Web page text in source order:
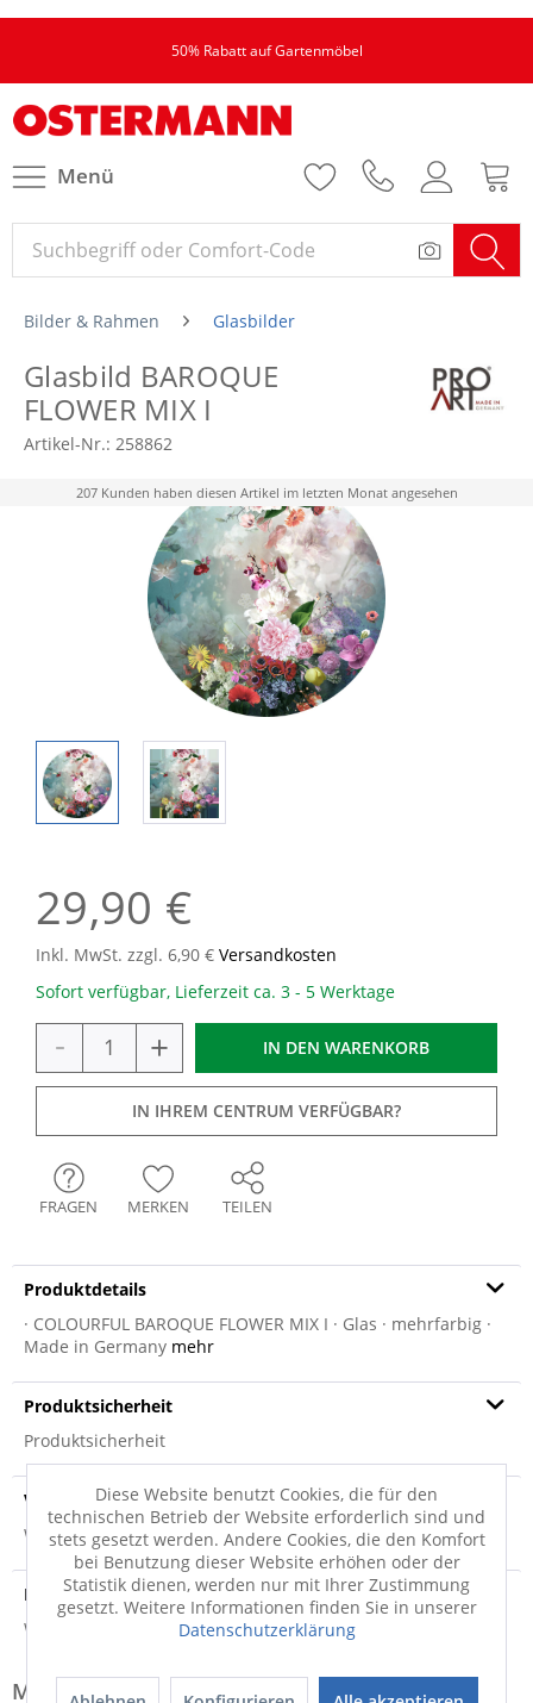
50% Rabatt auf Gartenmöbel
Menü
Bilder & Rahmen Glasbilder
Glasbild BAROQUE
FLOWER MIX I
Artikel-Nr.: 258862
207 Kunden haben diesen Artikel im letzten Monat angesehen
29,90 €
Inkl. MwSt. zzgl. 6,90 € Versandkosten
Sofort verfügbar, Lieferzeit ca. 3 - 5 Werktage
- + IN DEN WARENKORB
IN IHREM CENTRUM VERFÜGBAR?
FRAGEN MERKEN TEILEN
Produktdetails
· COLOURFUL BAROQUE FLOWER MIX I · Glas · mehrfarbig ·
Made in Germany mehr
Produktsicherheit
Produktsicherheit
Versandinfo
Weitere Informationen zum Versand...
Hersteller
Weitere Informationen zum Hersteller...
Modell-Familie: BAROQUE
Diese Website benutzt Cookies, die für den
technischen Betrieb der Website erforderlich sind und
stets gesetzt werden. Andere Cookies, die den Komfort
bei Benutzung dieser Website erhöhen oder der
Statistik dienen, werden nur mit Ihrer Zustimmung
gesetzt. Weitere Informationen finden Sie in unserer
Datenschutzerklärung